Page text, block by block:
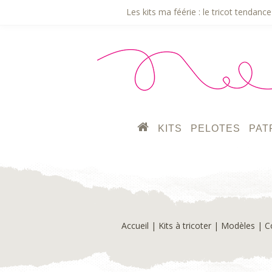
Les kits ma féérie : le tricot
KITS PELOTES
Accueil | Kits à tricoter | Modèles |